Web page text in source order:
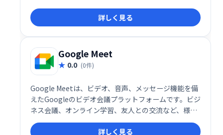
の通話管理をスマートにサポートします。
詳しく見る
Google Meet
0.0 (0件)
Google Meetは、ビデオ、音声、メッセージ機能を備
えたGoogleのビデオ会議プラットフォームです。ビジ
ネス会議、オンライン学習、友人との交流など、様々
なシーンで活用できます。シンプルで高機能なインタ
ーフェースで、スムーズなコミュニケーションを実
詳しく見る